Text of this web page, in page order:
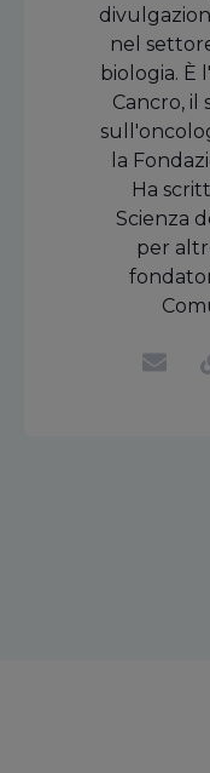
nel
biologia.
Cancro, il
la
Ha
Scienza
per